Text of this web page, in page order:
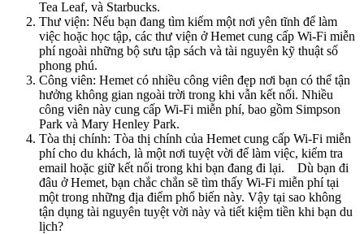
Tea Leaf, và Starbucks.
Thư viện: Nếu bạn đang tìm kiếm một nơi yên tĩnh để làm
việc hoặc học tập, các thư viện ở Hemet cung cấp Wi-Fi miễn
phí ngoài những bộ sưu tập sách và tài nguyên kỹ thuật số
phong phú.
Công viên: Hemet có nhiều công viên đẹp nơi bạn có thể tận
hưởng không gian ngoài trời trong khi vẫn kết nối. Nhiều
công viên này cung cấp Wi-Fi miễn phí, bao gồm Simpson
Park và Mary Henley Park.
Tòa thị chính: Tòa thị chính của Hemet cung cấp Wi-Fi miễn
phí cho du khách, là một nơi tuyệt vời để làm việc, kiểm tra
email hoặc giữ kết nối trong khi bạn đang đi lại. Dù bạn đi
đâu ở Hemet, bạn chắc chắn sẽ tìm thấy Wi-Fi miễn phí tại
một trong những địa điểm phổ biến này. Vậy tại sao không
tận dụng tài nguyên tuyệt vời này và tiết kiệm tiền khi bạn du
lịch?